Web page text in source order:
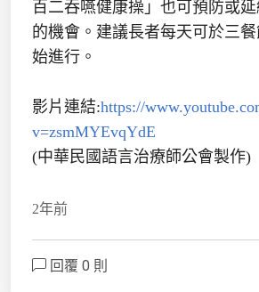
百二吞嚥健康操」也可預防或
的機會。建議長者每天可於三
始進行。
影片連結:https://
v=zsmMYEvqYdE
(中華民國語言治療師公會製作)
2年前
回覆 0 則